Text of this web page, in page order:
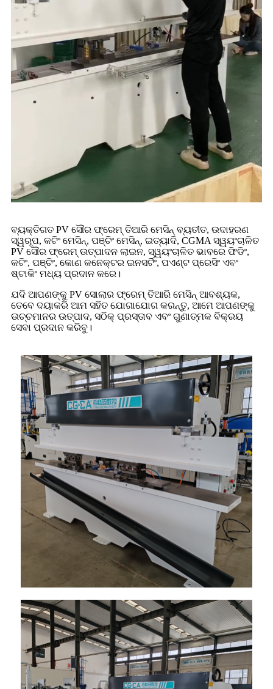
ବ୍ୟକ୍ତିଗତ PV ସୌର ଫ୍ରେମ୍ ତିଆରି ମେସିନ୍ ବ୍ୟତୀତ, ଉଦାହରଣ
ସ୍ୱରୂପ, କଟିଂ ମେସିନ୍, ପଞ୍ଚିଂ ମେସିନ୍, ଇତ୍ୟାଦି, CGMA ସ୍ୱୟଂଚାଳିତ
PV ସୌର ଫ୍ରେମ୍ ଉତ୍ପାଦନ ଲାଇନ, ସ୍ୱୟଂଚାଳିତ ଭାବରେ ଫିଡିଂ,
କଟିଂ, ପଞ୍ଚିଂ, କୋଣ କନେକ୍ଟର ଇନସର୍ଟିଂ, ପଏଣ୍ଟ ପ୍ରେସିଂ ଏବଂ
ଷ୍ଟାକିଂ ମଧ୍ୟ ପ୍ରଦାନ କରେ।
ଯଦି ଆପଣଙ୍କୁ PV ସୋଲାର ଫ୍ରେମ୍ ତିଆରି ମେସିନ୍ ଆବଶ୍ୟକ,
ତେବେ ଦୟାକରି ଆମ ସହିତ ଯୋଗାଯୋଗ କରନ୍ତୁ, ଆମେ ଆପଣଙ୍କୁ
ଉଚ୍ଚମାନର ଉତ୍ପାଦ, ସଠିକ୍ ପ୍ରସ୍ତାବ ଏବଂ ଗୁଣାତ୍ମକ ବିକ୍ରୟ
ସେବା ପ୍ରଦାନ କରିବୁ।